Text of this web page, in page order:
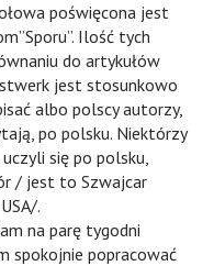
poświęcona jest
Ilość tych
do artykułów
jest stosunkowo
albo polscy autorzy,
po polsku. Niektórzy
się po polsku,
/ jest to Szwajcar
.
na parę tygodni
spokojnie popracować